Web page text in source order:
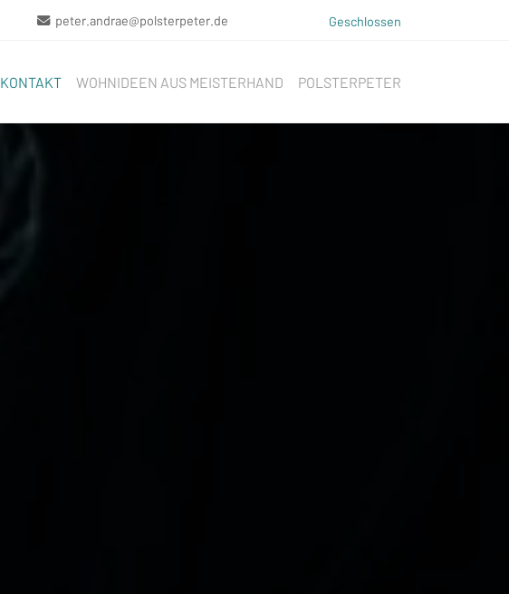
peter.andrae@polsterpeter.de Geschlossen
KONTAKT WOHNIDEEN AUS MEISTERHAND POLSTERPETER